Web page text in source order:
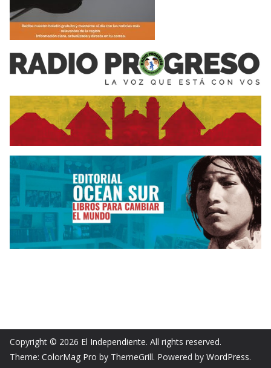
Copyright © 2026 El Independiente. All rights reserved.
Theme: ColorMag Pro by ThemeGrill. Powered by WordPress.